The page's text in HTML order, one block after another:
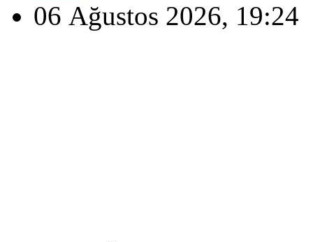
06 Ağustos 2026, 19:24